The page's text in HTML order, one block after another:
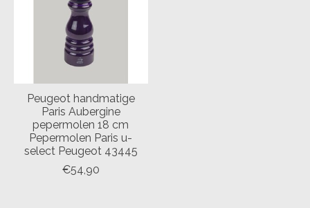
Peugeot handmatige
Paris Aubergine
pepermolen 18 cm
Pepermolen Paris u-
select Peugeot 43445
€54,90